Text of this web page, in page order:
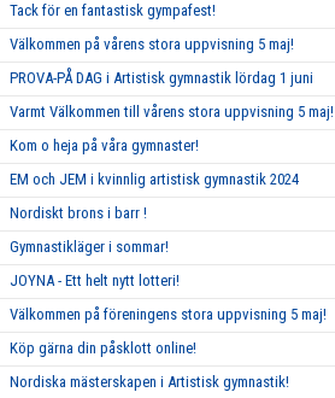
Tack för en fantastisk gympafest!
Välkommen på vårens stora uppvisning 5 maj!
PROVA-PÅ DAG i Artistisk gymnastik lördag 1 juni
Varmt Välkommen till vårens stora uppvisning 5 maj!
Kom o heja på våra gymnaster!
EM och JEM i kvinnlig artistisk gymnastik 2024
Nordiskt brons i barr !
Gymnastikläger i sommar!
JOYNA - Ett helt nytt lotteri!
Välkommen på föreningens stora uppvisning 5 maj!
Köp gärna din påsklott online!
Nordiska mästerskapen i Artistisk gymnastik!